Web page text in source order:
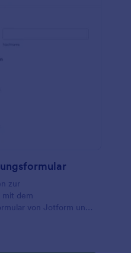
zur
mit dem
von Jotform und
Kliniken und